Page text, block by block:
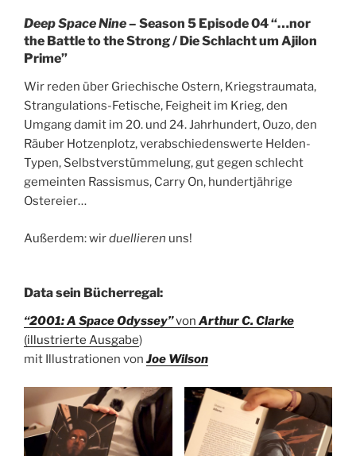
Deep Space Nine– Season 5 Episode 04 “…nor
the Battle to the Strong / Die Schlacht um Ajilon
Prime”
Wir reden über Griechische Ostern, Kriegstraumata,
Strangulations-Fetische, Feigheit im Krieg, den
Umgang damit im 20. und 24. Jahrhundert, Ouzo, den
Räuber Hotzenplotz, verabschiedenswerte Helden-
Typen, Selbstverstümmelung, gut gegen schlecht
gemeinten Rassismus, Carry On, hundertjährige
Ostereier…
Außerdem: wirduellieren uns!
Data sein Bücherregal:
“2001: A Space Odyssey”von Arthur C. Clarke
(illustrierte Ausgabe)
mit Illustrationen von Joe Wilson